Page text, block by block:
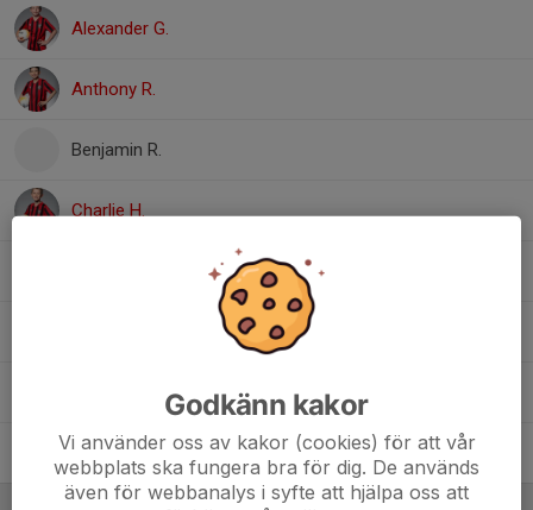
Alexander G.
Anthony R.
Benjamin R.
Charlie H.
Victor B.
Godkänn kakor
Vi använder oss av kakor (cookies) för att vår
webbplats ska fungera bra för dig. De används
även för webbanalys i syfte att hjälpa oss att